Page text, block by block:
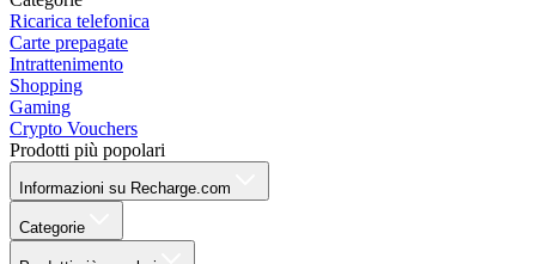
Ricarica telefonica
Carte prepagate
Intrattenimento
Shopping
Gaming
Crypto Vouchers
Prodotti più popolari
Informazioni su Recharge.com
Categorie